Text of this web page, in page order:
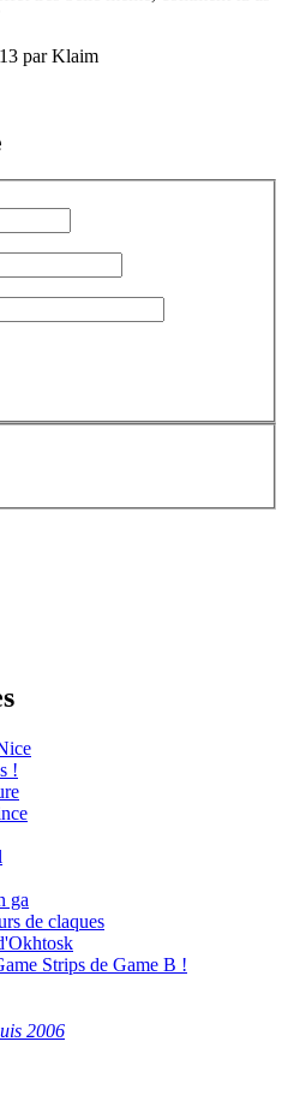
par Klaim
!
ga
de claques
Strips de Game B !
2006